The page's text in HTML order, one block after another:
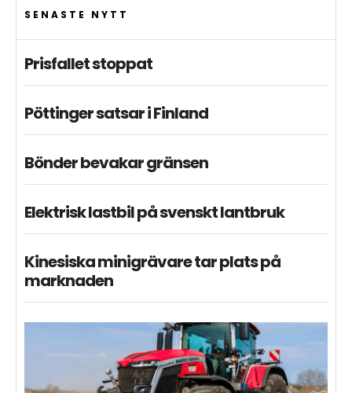
SENASTE NYTT
Prisfallet stoppat
Pöttinger satsar i Finland
Bönder bevakar gränsen
Elektrisk lastbil på svenskt lantbruk
Kinesiska minigrävare tar plats på
marknaden